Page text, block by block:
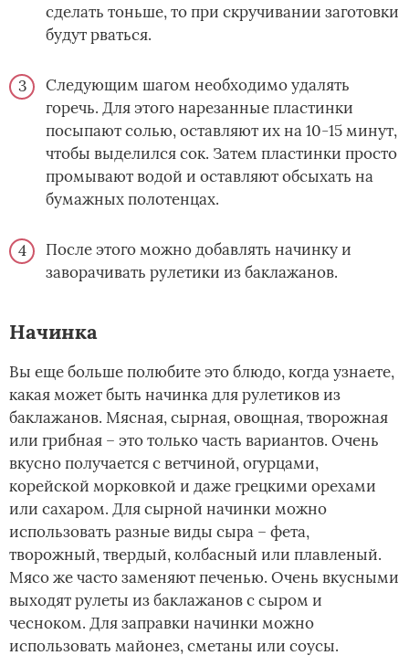
сделать тоньше, то при скручивании заготовки
будут рваться.
Следующим шагом необходимо удалять
горечь. Для этого нарезанные пластинки
посыпают солью, оставляют их на 10-15 минут,
чтобы выделился сок. Затем пластинки просто
промывают водой и оставляют обсыхать на
бумажных полотенцах.
После этого можно добавлять начинку и
заворачивать рулетики из баклажанов.
Начинка­
Вы еще больше полюбите это блюдо, когда узнаете,
какая может быть начинка для рулетиков из
баклажанов. Мясная, сырная, овощная, творожная
или грибная – это только часть вариантов. Очень
вкусно получается с ветчиной, огурцами,
корейской морковкой и даже грецкими орехами
или сахаром. Для сырной начинки можно
использовать разные виды сыра – фета,
творожный, твердый, колбасный или плавленый.
Мясо же часто заменяют печенью. Очень вкусными
выходят рулеты из баклажанов с сыром и
чесноком. Для заправки начинки можно
использовать майонез, сметаны или соусы.